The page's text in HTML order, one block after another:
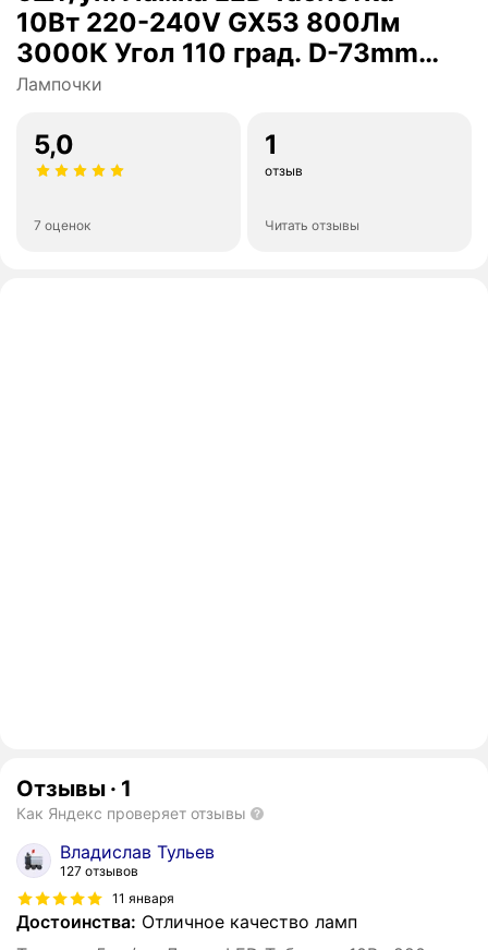
10Вт 220-240V GX53 800Лм
3000К Угол 110 град. D-73mm
L-28mm (ECO35)OSRAM, уп.
Лампочки
5,0
7 оценок
1
отзыв
Читать отзывы
Отзывы · 1
Как Яндекс проверяет отзывы
Владислав Тульев
127 отзывов
11 января
Достоинства: Отличное качество ламп